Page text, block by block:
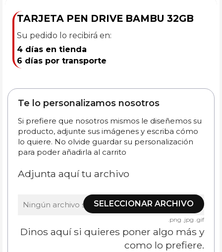
TARJETA PEN DRIVE BAMBU 32GB
Su pedido lo recibirá en:
4 días en tienda
6 días por transporte
Te lo personalizamos nosotros
Si prefiere que nosotros mismos le diseñemos su
producto, adjunte sus imágenes y escriba cómo
lo quiere. No olvide guardar su personalización
para poder añadirla al carrito
Adjunta aquí tu archivo
Ningún archivo seleccionadoSELECCIONAR ARCHIVO
.png .jpg .gif
Dinos aquí si quieres poner algo más y
como lo prefiere.